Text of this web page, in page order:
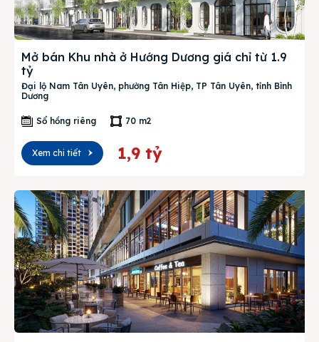
Mở bán Khu nhà ở Hướng Dương giá chỉ từ 1.9
tỷ
Đại lộ Nam Tân Uyên, phường Tân Hiệp, TP Tân Uyên, tỉnh Bình
Dương
Sổ hồng riêng 70 m2
Xem chi tiết 1,9 tỷ